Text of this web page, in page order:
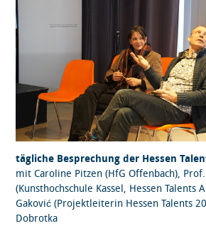
tägliche Besprechung der Hessen
mit Caroline Pitzen (HfG Offenbach), Prof.
(Kunsthochschule Kassel, Hessen Talents
Gaković (Projektleiterin Hessen Talents
Dobrotka